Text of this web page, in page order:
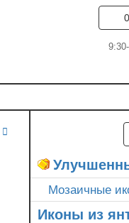
Мозаичные
Иконы из